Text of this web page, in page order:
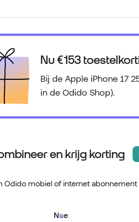
Nu € 153
Bij de Apple iPhone 17
in de Odido Shop).
en krijg korting
Odido mobiel of internet
Nee